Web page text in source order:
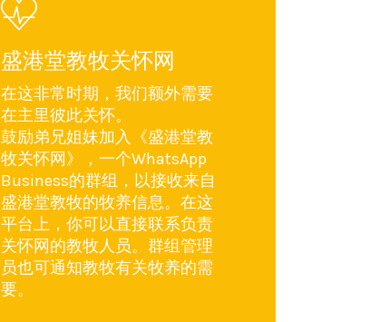
盛港堂教牧关怀网
在这非常时期，我们额外需要
在主里彼此关怀。
鼓励弟兄姐妹加入《盛港堂教
牧关怀网》，一个WhatsApp
Business的群组，以接收来自
盛港堂教牧的牧养信息。在这
平台上，你可以直接联系负责
关怀网的教牧人员。群组管理
员也可通知教牧有关牧养的需
要。